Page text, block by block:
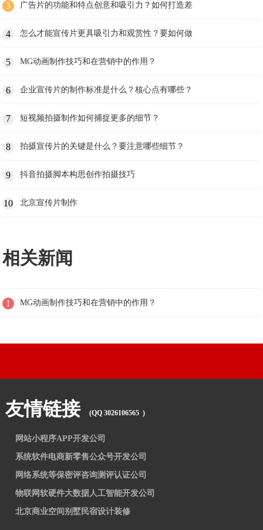
3 广告片的功能和特点创意和吸引力？如何打造差
4 怎么才能宣传片更具吸引力和观赏性？要如何做
5 MG动画制作技巧和在营销中的作用？
6 企业宣传片的制作标准是什么？核心点有哪些？
7 短视频拍摄制作如何捕捉更多的细节？
8 拍摄宣传片的关键是什么？要注意哪些细节？
9 抖音拍摄脚本构思创作拍摄技巧
10 北京宣传片制作
相关新闻
1 MG动画制作技巧和在营销中的作用？
友情链接(QQ 3026106565 )
网站小程序APP开发公司
系统软件电商新零售公众号开发公司
网络系统等保密评咨询测评认证公司
物联网软硬件大数据人工智能开发公司
北京商业空间别墅民宿设计装修